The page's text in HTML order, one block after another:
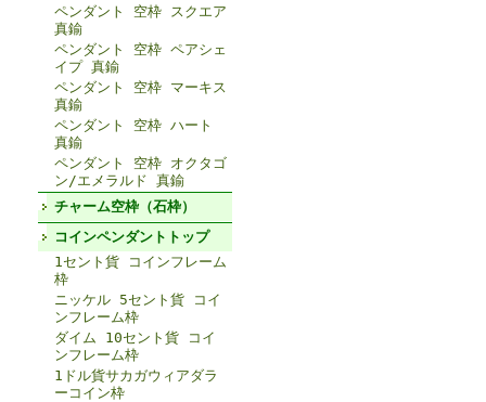
ペンダント 空枠 スクエア
真鍮
ペンダント 空枠 ペアシェ
イプ 真鍮
ペンダント 空枠 マーキス
真鍮
ペンダント 空枠 ハート
真鍮
ペンダント 空枠 オクタゴ
ン/エメラルド 真鍮
チャーム空枠（石枠）
コインペンダントトップ
1セント貨 コインフレーム
枠
ニッケル 5セント貨 コイ
ンフレーム枠
ダイム 10セント貨 コイ
ンフレーム枠
1ドル貨サカガウィアダラ
ーコイン枠